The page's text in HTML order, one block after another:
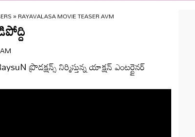
»RAYAVALASA MOVIE TEASER AVM
ప్రొడక్షన్స్ నిర్మిస్తున్న యాక్షన్ ఎంటర్టైనర్